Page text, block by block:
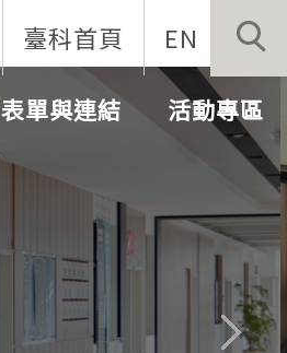
臺科首頁 EN
表單與連結 活動專區